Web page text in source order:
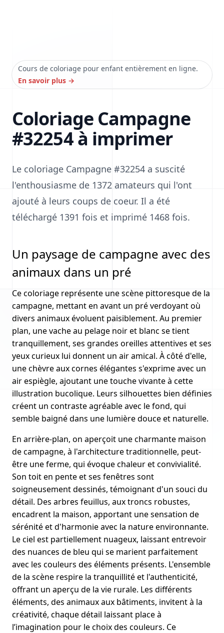
Cours de coloriage pour enfant entièrement en ligne.
En savoir plus →
Coloriage Campagne
#32254 à imprimer
Le coloriage Campagne #32254 a suscité
l'enthousiasme de 1372 amateurs qui l'ont
ajouté à leurs coups de coeur. Il a été
téléchargé 1391 fois et imprimé 1468 fois.
Un paysage de campagne avec des
animaux dans un pré
Ce coloriage représente une scène pittoresque de la
campagne, mettant en avant un pré verdoyant où
divers animaux évoluent paisiblement. Au premier
plan, une vache au pelage noir et blanc se tient
tranquillement, ses grandes oreilles attentives et ses
yeux curieux lui donnent un air amical. À côté d'elle,
une chèvre aux cornes élégantes s'exprime avec un
air espiègle, ajoutant une touche vivante à cette
illustration bucolique. Leurs silhouettes bien définies
créent un contraste agréable avec le fond, qui
semble baigné dans une lumière douce et naturelle.
En arrière-plan, on aperçoit une charmante maison
de campagne, à l'architecture traditionnelle, peut-
être une ferme, qui évoque chaleur et convivialité.
Son toit en pente et ses fenêtres sont
soigneusement dessinés, témoignant d'un souci du
détail. Des arbres feuillus, aux troncs robustes,
encadrent la maison, apportant une sensation de
sérénité et d'harmonie avec la nature environnante.
Le ciel est partiellement nuageux, laissant entrevoir
des nuances de bleu qui se marient parfaitement
avec les couleurs des éléments présents. L'ensemble
de la scène respire la tranquillité et l'authenticité,
offrant un aperçu de la vie rurale. Les différents
éléments, des animaux aux bâtiments, invitent à la
créativité, chaque détail laissant place à
l’imagination pour le choix des couleurs. Ce